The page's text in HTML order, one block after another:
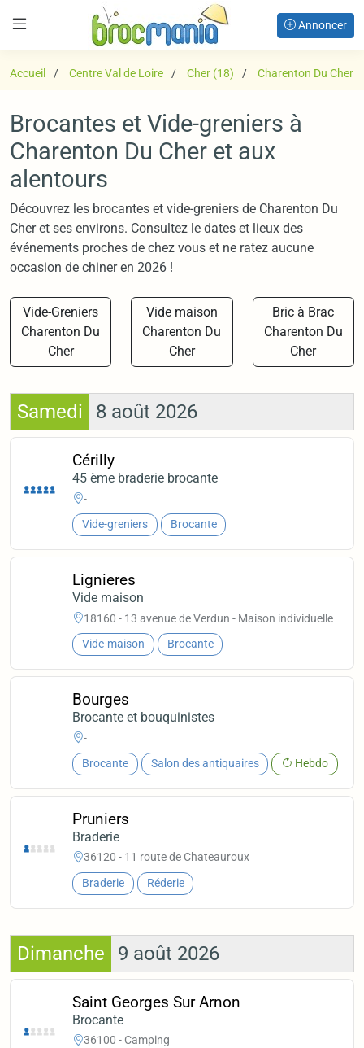
Annoncer
Accueil Centre Val de Loire Cher (18) Charenton Du Cher
Brocantes et Vide-greniers à
Charenton Du Cher et aux
alentours
Découvrez les brocantes et vide-greniers de Charenton Du
Cher et ses environs. Consultez le dates et lieux des
événements proches de chez vous et ne ratez aucune
occasion de chiner en 2026 !
Vide-Greniers
Charenton Du
Cher
Vide maison
Charenton Du
Cher
Bric à Brac
Charenton Du
Cher
Samedi 8 août 2026
Cérilly
45 ème braderie brocante
-
Vide-greniers Brocante
Lignieres
Vide maison
18160 - 13 avenue de Verdun - Maison individuelle
Vide-maison Brocante
Bourges
Brocante et bouquinistes
-
Brocante Salon des antiquaires Hebdo
Pruniers
Braderie
36120 - 11 route de Chateauroux
Braderie Réderie
Dimanche 9 août 2026
Saint Georges Sur Arnon
Brocante
36100 - Camping